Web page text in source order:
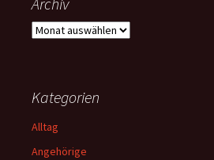
Archiv
Kategorien
Alltag
Angehörige